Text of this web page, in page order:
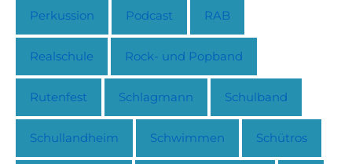
Perkussion Podcast RAB
Realschule Rock- und Popband
Rutenfest Schlagmann Schulband
Schullandheim Schwimmen Schütros